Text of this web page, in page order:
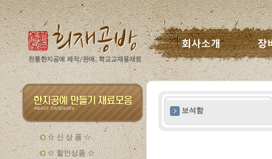
☆ 신 상 품 ☆
☆ 할인상품 ☆
보석함